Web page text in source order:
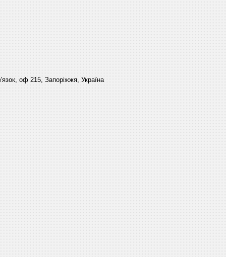
оф 215, Запоріжжя, Україна